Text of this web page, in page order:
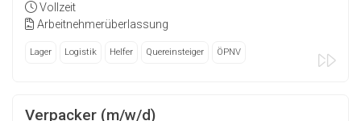
Vollzeit
Arbeitnehmerüberlassung
Lager Logistik Helfer Quereinsteiger ÖPNV
Verpacker (m/w/d)